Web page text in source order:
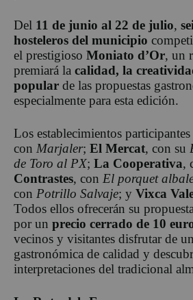
Del 11 de junio al 22 de julio,
hosteleros del municipio
el prestigioso Moniato d’Or, un
premiará la calidad, la
popular de las propuestas
especialmente para esta edición.
Los establecimientos participantes
con Marjaler; El Mercat, con su
de Toro al PX; La Cooperativa,
Contrastes, con El porquet
con Potrillo Salvaje; y Vixca
Todos ellos ofrecerán su
por un precio cerrado de 10
vecinos y visitantes disfrutar de
gastronómica de calidad y
interpretaciones del tradicional